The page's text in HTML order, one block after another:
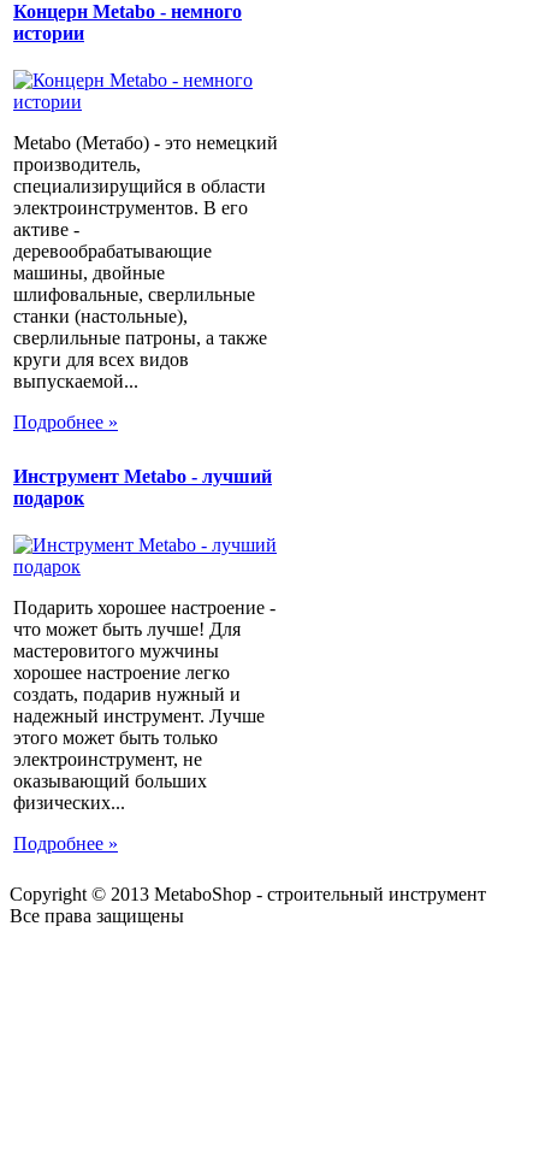
Концерн Metabo - немного
истории
Metabo (Метабо) - это немецкий
производитель,
специализирущийся в области
электроинструментов. В его
активе -
деревообрабатывающие
машины, двойные
шлифовальные, сверлильные
станки (настольные),
сверлильные патроны, а также
круги для всех видов
выпускаемой...
Подробнее »
Инструмент Metabo - лучший
подарок
Подарить хорошее настроение -
что может быть лучше! Для
мастеровитого мужчины
хорошее настроение легко
создать, подарив нужный и
надежный инструмент. Лучше
этого может быть только
электроинструмент, не
оказывающий больших
физических...
Подробнее »
Copyright © 2013 MetaboShop - строительный инструмент
Все права защищены